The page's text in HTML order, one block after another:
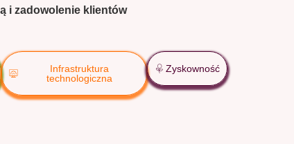
i zadowolenie klientów
Infrastruktura
technologiczna
Zyskowność